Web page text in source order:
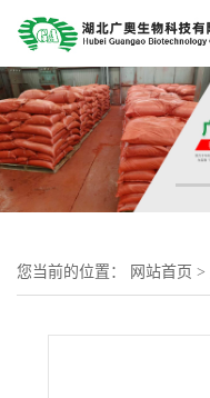
您当前的位置： 网站首页 >